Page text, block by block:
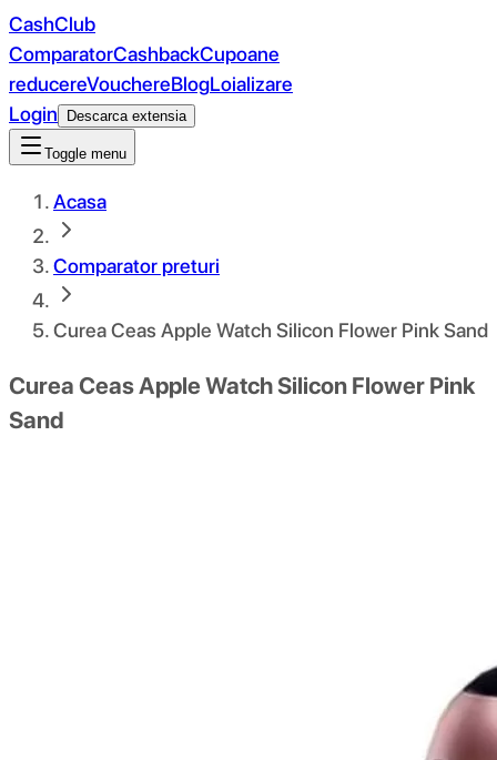
CashClub
ComparatorCashbackCupoane
reducereVouchereBlogLoializare
Login
Descarca extensia
Toggle menu
Acasa
Comparator preturi
Curea Ceas Apple Watch Silicon Flower Pink Sand
Curea Ceas Apple Watch Silicon Flower Pink
Sand